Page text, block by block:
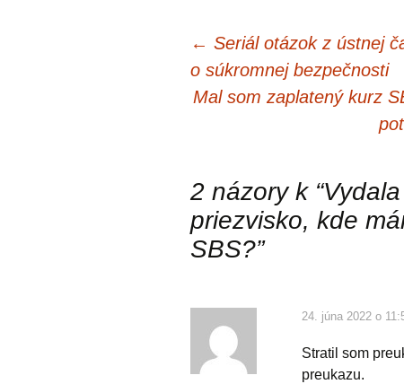
← Seriál otázok z ústnej
o súkromnej bezpečnosti
Mal som zaplatený kurz
2 názory k “
priezvisko, kde
SBS?”
24. júna 2022 o
Stratil som
preukazu.